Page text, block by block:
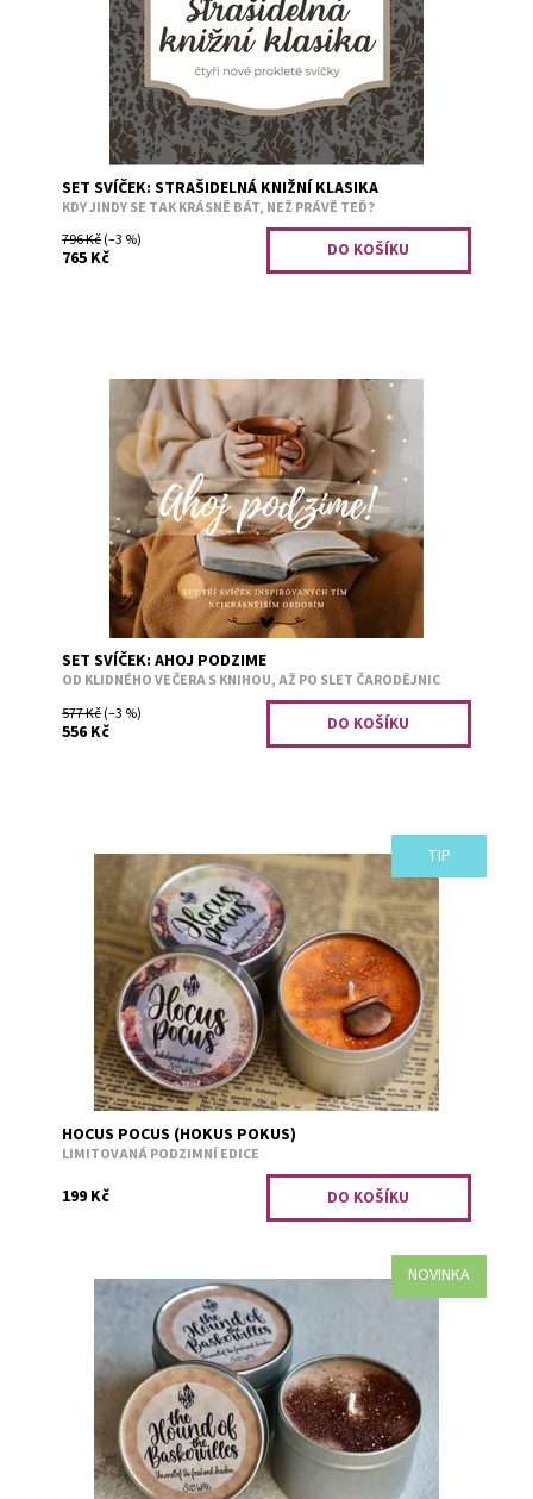
Dostupnost:
Předobjednávka
2823
SET SVÍČEK: STRAŠIDELNÁ KNIŽNÍ KLASIKA
KDY JINDY SE TAK KRÁSNĚ BÁT, NEŽ PRÁVĚ TEĎ?
796 Kč(–3 %)
765 Kč
PODZIM. Přináší každý rok čarovnou atmosféru, kterou
pečlivě chystá na míru nám knihomolům. Autumn leaves -
pumpkins pleasepečená jablka...
Dostupnost:
Předobjednávka
2820
SET SVÍČEK: AHOJ PODZIME
OD KLIDNÉHO VEČERA S KNIHOU, AŽ PO SLET ČARODĚJNIC
577 Kč(–3 %)
556 Kč
TIP
Až zase budete zkoušet nějaká kouzla, nezapomeňte si
zapálit tuhle svíčku. Pečená dýně s podzimním kořením.
Dostupnost:
Skladem 2
Kód:
1731
HOCUS POCUS (HOKUS POKUS)
LIMITOVANÁ PODZIMNÍ EDICE
199 Kč
NOVINKA
Vůně lesa a kapradí.
Skladem 1
2838